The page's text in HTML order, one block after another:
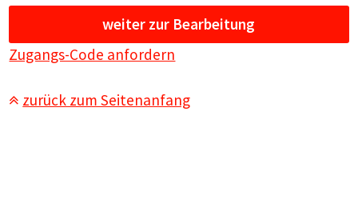
weiter zur Bearbeitung
Zugangs-Code anfordern
zurück zum Seitenanfang